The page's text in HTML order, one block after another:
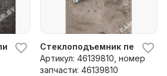
к Volvo V70 1
Стеклоподъемник
Артикул: 46139810, номер
запчасти: 46139810